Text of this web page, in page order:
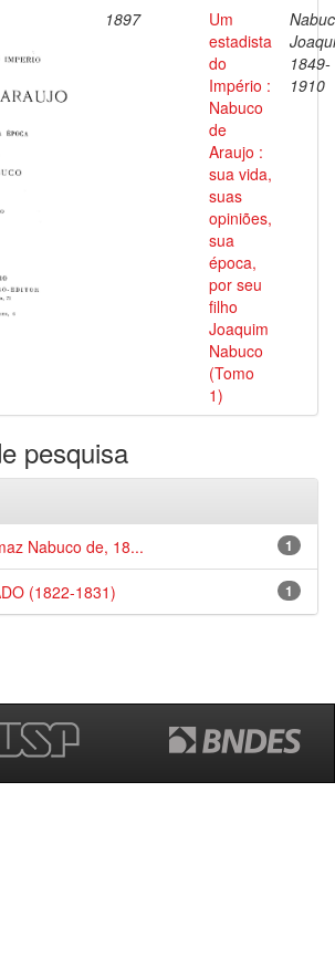
1897
Um
estadista
do
Império :
Nabuco
de
Araujo :
sua vida,
suas
opiniões,
sua
época,
por seu
filho
Joaquim
Nabuco
(Tomo
1)
1849-
1910
pesquisa
1
Nabuco de, 18...
1
(1822-1831)